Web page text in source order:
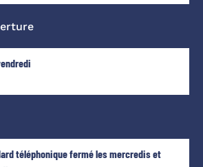
téléphonique fermé les mercredis et